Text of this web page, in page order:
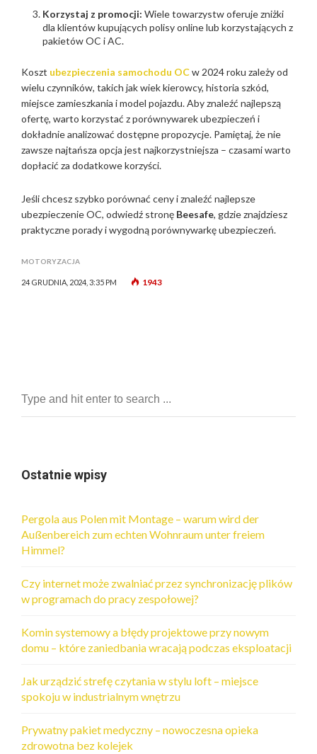
Korzystaj z promocji: Wiele towarzystw oferuje zniżki
dla klientów kupujących polisy online lub korzystających z
pakietów OC i AC.
Koszt ubezpieczenia samochodu OCw 2024 roku zależy od
wielu czynników, takich jak wiek kierowcy, historia szkód,
miejsce zamieszkania i model pojazdu. Aby znaleźć najlepszą
ofertę, warto korzystać z porównywarek ubezpieczeń i
dokładnie analizować dostępne propozycje. Pamiętaj, że nie
zawsze najtańsza opcja jest najkorzystniejsza – czasami warto
dopłacić za dodatkowe korzyści.
Jeśli chcesz szybko porównać ceny i znaleźć najlepsze
ubezpieczenie OC, odwiedź stronę Beesafe, gdzie znajdziesz
praktyczne porady i wygodną porównywarkę ubezpieczeń.
MOTORYZACJA
24 GRUDNIA, 2024, 3:35 PM 1943
Ostatnie wpisy
Pergola aus Polen mit Montage – warum wird der
Außenbereich zum echten Wohnraum unter freiem
Himmel?
Czy internet może zwalniać przez synchronizację plików
w programach do pracy zespołowej?
Komin systemowy a błędy projektowe przy nowym
domu – które zaniedbania wracają podczas eksploatacji
Jak urządzić strefę czytania w stylu loft – miejsce
spokoju w industrialnym wnętrzu
Prywatny pakiet medyczny – nowoczesna opieka
zdrowotna bez kolejek